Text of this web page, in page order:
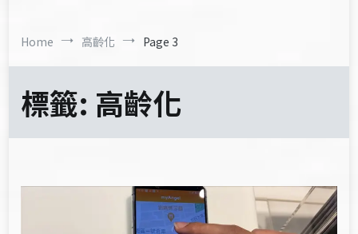
Home 高齡化 Page 3
標籤: 高齡化